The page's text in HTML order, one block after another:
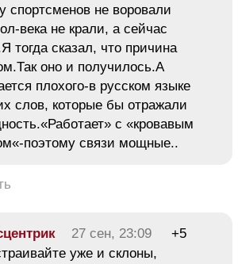
спортсменов не воровали
века не крали, а сейчас
тогда сказал, что причина
оно и получилось.А
плохого-в русском языке
слов, которые бы отражали
с «кровавым
поэтому связи мощные..
27 сен, 23:09
+5
уже и склоны,